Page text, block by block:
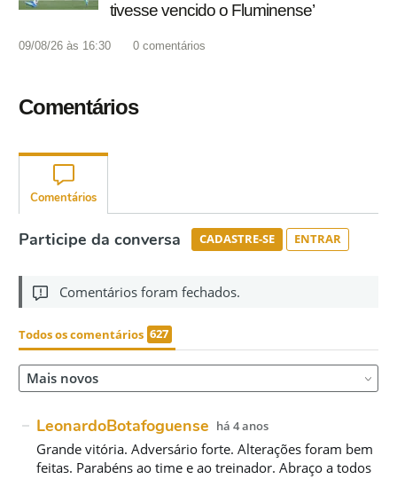
tivesse vencido o Fluminense’
09/08/26 às 16:30 0 comentários
Comentários